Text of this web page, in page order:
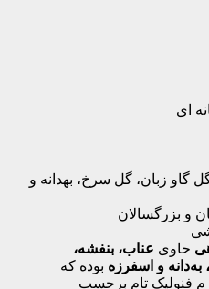
ای
گاو زبان، گل سرخ، بهدانه و
و بزرگسالان
حاوی عناب، بنفشه،
و اسفرزه بوده که
حداقل 7 میلی‌گرم فنولیک تام بر‌حسب